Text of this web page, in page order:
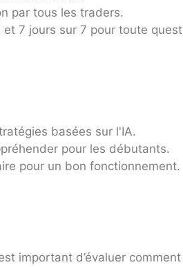
par tous les traders.
7 jours sur 7 pour toute
basées sur l'IA.
pour les débutants.
pour un bon fonctionnement.
important d’évaluer comment